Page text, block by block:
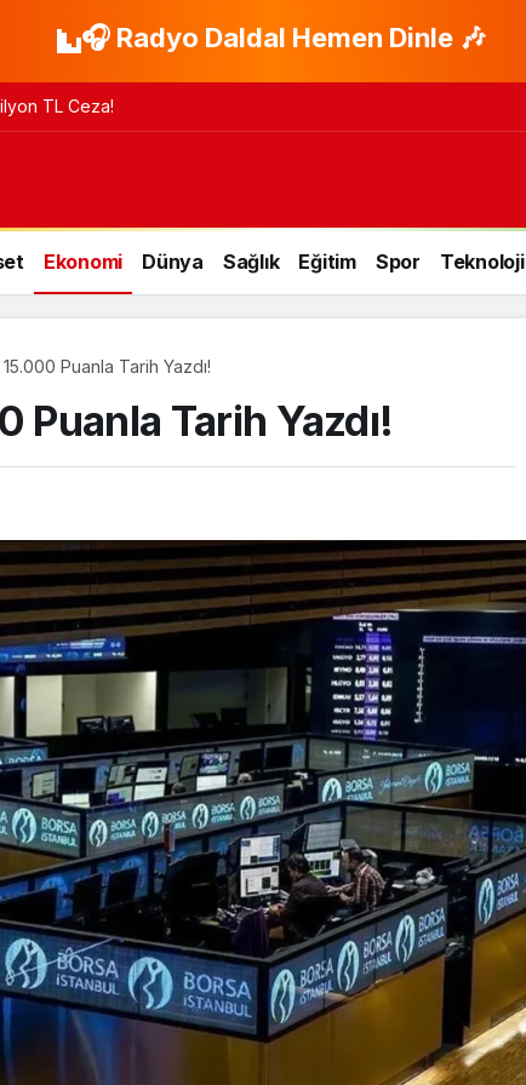
🎧 Radyo Daldal Hemen Dinle 🎶
TL Ceza!
Ekonomi Dünya Sağlık Eğitim Spor Teknoloji
Puanla Tarih Yazdı!
Tarih Yazdı!
Tartışması
Son Dakika
3 ay önce
Çaykur Rizespor, Beşiktaş’ı
Ağırlıyor!